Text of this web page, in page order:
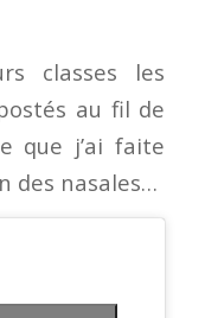
classes les
au fil de
que j’ai faite
des nasales…